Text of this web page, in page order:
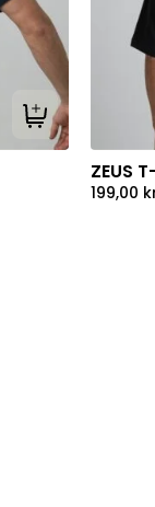
Tilføj til kurv
ZEUS
199,00